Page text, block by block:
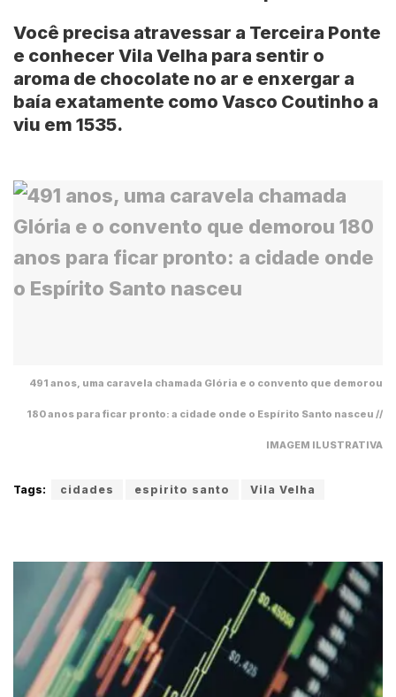
Você precisa atravessar a Terceira Ponte
e conhecer Vila Velha para sentir o
aroma de chocolate no ar e enxergar a
baía exatamente como Vasco Coutinho a
viu em 1535.
491 anos, uma caravela chamada Glória e o convento que demorou
180 anos para ficar pronto: a cidade onde o Espírito Santo nasceu //
IMAGEM ILUSTRATIVA
Tags: cidades espirito santo Vila Velha